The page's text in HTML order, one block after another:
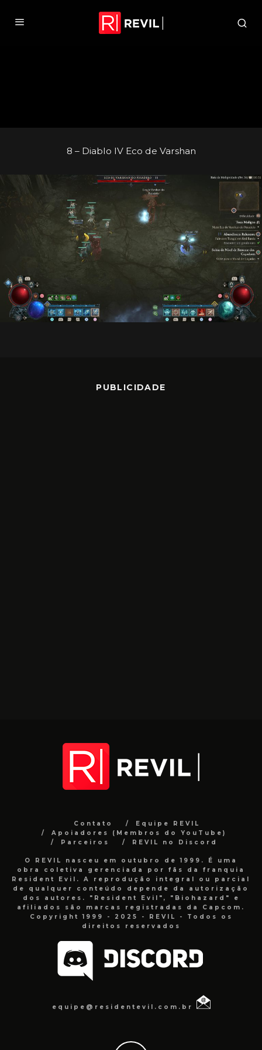
8 – Diablo IV Eco de Varshan
PUBLICIDADE
Contato
Equipe REVIL
Apoiadores (Membros do YouTube)
Parceiros
REVIL no Discord
O REVIL nasceu em outubro de 1999. É uma
obra coletiva gerenciada por fãs da franquia
Resident Evil. A reprodução integral ou parcial
de qualquer conteúdo depende da autorização
dos autores. "Resident Evil", "Biohazard" e
afiliados são marcas registradas da Capcom.
Copyright 1999 - 2025 - REVIL - Todos os
direitos reservados
equipe@residentevil.com.br